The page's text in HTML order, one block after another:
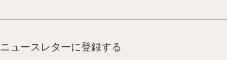
ニュースレターに登録する